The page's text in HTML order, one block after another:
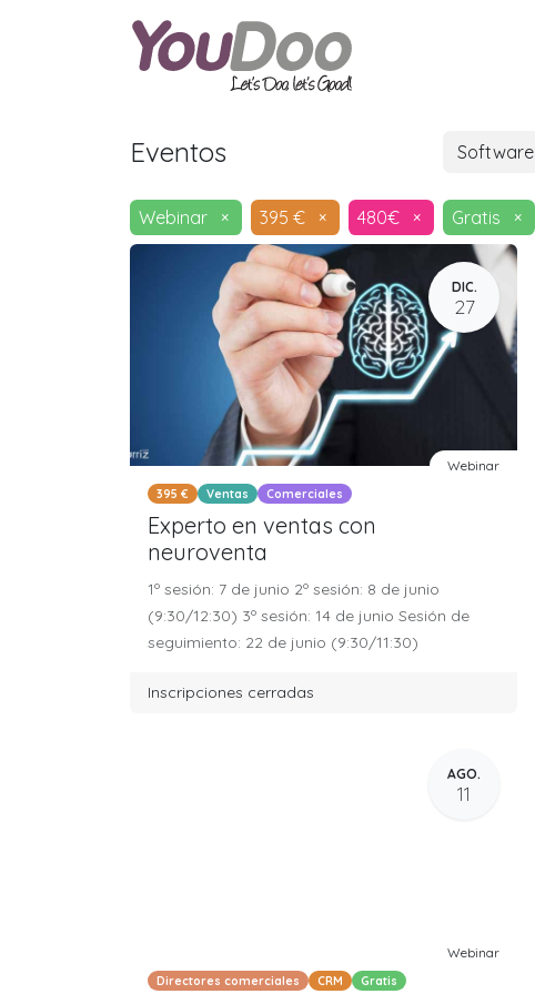
Eventos Software
Webinar × 395 € × 480€ × Gratis ×
DIC.
27
Webinar
395 € Ventas Comerciales
Experto en ventas con
neuroventa
1º sesión: 7 de junio 2º sesión: 8 de junio
(9:30/12:30) 3º sesión: 14 de junio Sesión de
seguimiento: 22 de junio (9:30/11:30)
Inscripciones cerradas
AGO.
11
Webinar
Directores comerciales CRM Gratis